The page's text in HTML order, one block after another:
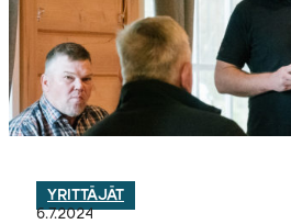
YRITTÄJÄT
6.7.2024